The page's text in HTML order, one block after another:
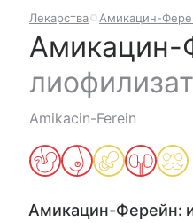
Лекарства Амикацин-
Амикацин-
лиофилизат
Amikacin-Ferein
Амикацин-Ферейн: